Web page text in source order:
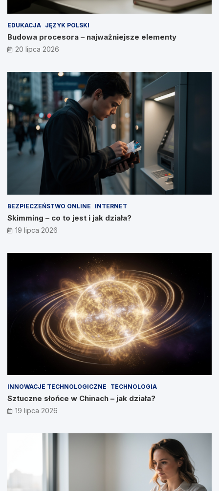
EDUKACJA JĘZYK POLSKI
Budowa procesora – najważniejsze elementy
20 lipca 2026
BEZPIECZEŃSTWO ONLINE INTERNET
Skimming – co to jest i jak działa?
19 lipca 2026
INNOWACJE TECHNOLOGICZNE TECHNOLOGIA
Sztuczne słońce w Chinach – jak działa?
19 lipca 2026